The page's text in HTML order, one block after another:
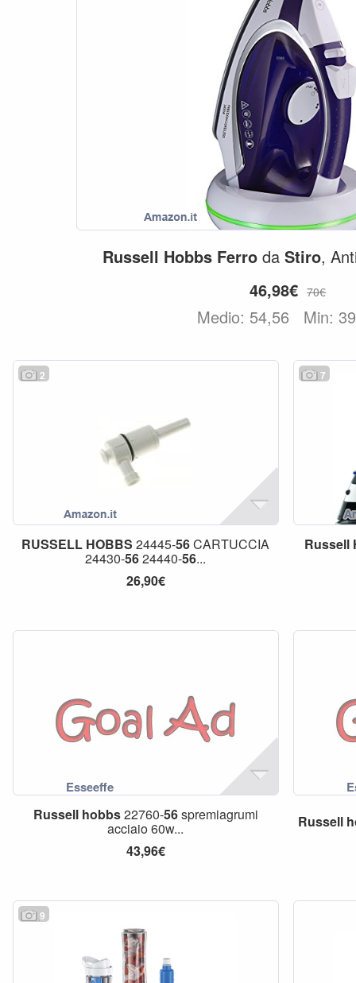
Russell Hobbs Ferro daStiro,
46,98€ 70€
Medio: 54,56 Min:
2
RUSSELL HOBBS 24445-56CARTUCCIA
24430-5624440-56...
26,90€
7
Russell
Russell hobbs22760-56spremiagrumi
acciaio 60w...
43,96€
Russell
9